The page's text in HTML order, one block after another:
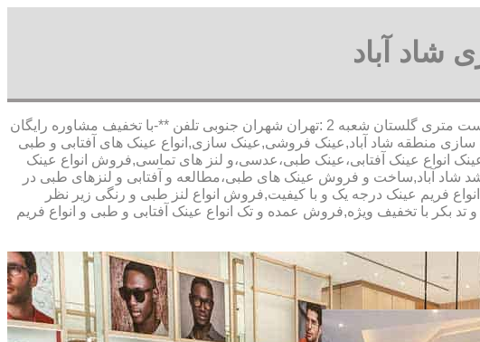
شاد آباد
,آدرس شعبه 1 :تهران شاهین شمالی بیست متری گلستان شعبه 2 :تهران شهران جنوبی تلفن **-با تخفیف مشاوره رایگان
سازی منطقه شاد آباد,عینک فروشی,عینک سازی,انواع عینک های آفتابی و طبی
انواع عینک آفتابی،عینک طبی،عدسی،و لنز های تماسی,فروش انواع عینک
شاد آباد,ساخت و فروش عینک های طبی،مطالعه و آفتابی و لنزهای طبی در
فریم عینک درجه یک و با کیفیت,فروش انواع لنز طبی و رنگی زیر نظر
تد بکر با تخفیف ویژه,فروش عمده و تک انواع عینک آفتابی و طبی و انواع فریم